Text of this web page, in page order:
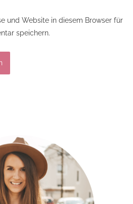
und Website in diesem Browser für
speichern.